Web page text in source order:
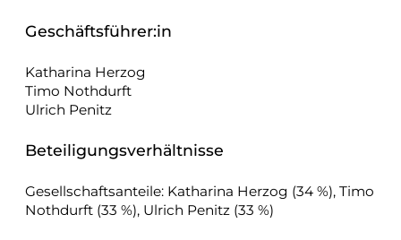
Geschäftsführer:in
Katharina Herzog
Timo Nothdurft
Ulrich Penitz
Beteiligungsverhältnisse
Gesellschaftsanteile: Katharina Herzog (34 %), Timo
Nothdurft (33 %), Ulrich Penitz (33 %)